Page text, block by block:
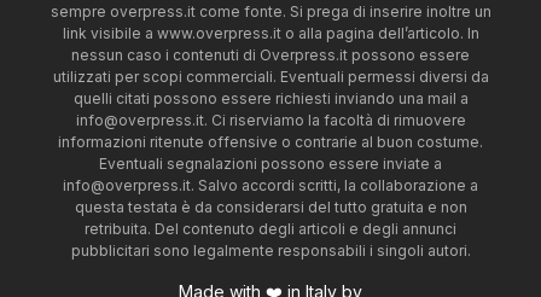
sempre overpress.it come fonte. Si prega di inserire inoltre un
link visibile a www.overpress.it o alla pagina dell’articolo. In
nessun caso i contenuti di Overpress.it possono essere
utilizzati per scopi commerciali. Eventuali permessi diversi da
quelli citati possono essere richiesti inviando una mail a
info@overpress.it. Ci riserviamo la facoltà di rimuovere
informazioni ritenute offensive o contrarie al buon costume.
Eventuali segnalazioni possono essere inviate a
info@overpress.it. Salvo accordi scritti, la collaborazione a
questa testata è da considerarsi del tutto gratuita e non
retribuita. Del contenuto degli articoli e degli annunci
pubblicitari sono legalmente responsabili i singoli autori.
Made with ❤️ in Italy by